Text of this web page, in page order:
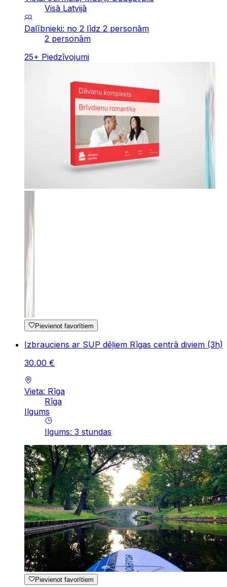
Visā Latvijā
Dalībnieki: no 2 līdz 2 personām
2 personām
25+ Piedzīvojumi
Pievienot favorītiem
Izbrauciens ar SUP dēļiem Rīgas centrā diviem (3h)
30,00 €
Vieta: Rīga
Rīga
Ilgums
Ilgums: 3 stundas
Pievienot favorītiem